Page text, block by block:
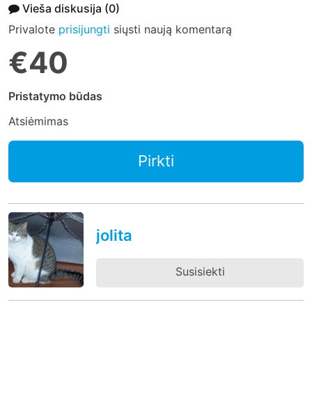
Vieša diskusija (0)
Privalote prisijungti siųsti naują komentarą
€40
Pristatymo būdas
Atsiėmimas
Pirkti
jolita
Susisiekti